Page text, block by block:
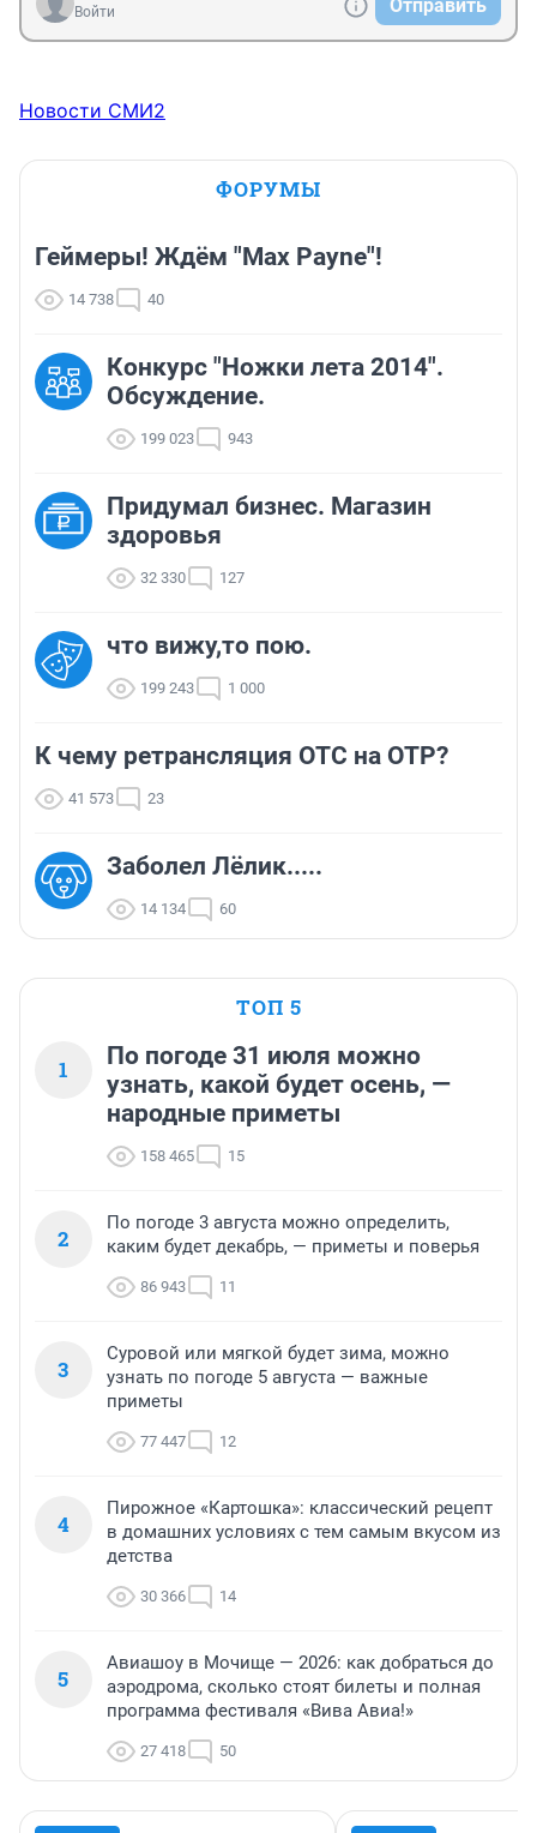
Войти
Отправить
Новости СМИ2
ФОРУМЫ
Геймеры! Ждём "Max Payne"!
14 738 40
Конкурс "Ножки лета 2014".
Обсуждение.
199 023 943
Придумал бизнес. Магазин
здоровья
32 330 127
что вижу,то пою.
199 243 1 000
К чему ретрансляция ОТС на ОТР?
41 573 23
Заболел Лёлик.....
14 134 60
ТОП 5
1
По погоде 31 июля можно
узнать, какой будет осень, —
народные приметы
158 465 15
2
По погоде 3 августа можно определить,
каким будет декабрь, — приметы и поверья
86 943 11
3
Суровой или мягкой будет зима, можно
узнать по погоде 5 августа — важные
приметы
77 447 12
4
Пирожное «Картошка»: классический рецепт
в домашних условиях с тем самым вкусом из
детства
30 366 14
5
Авиашоу в Мочище — 2026: как добраться до
аэродрома, сколько стоят билеты и полная
программа фестиваля «Вива Авиа!»
27 418 50